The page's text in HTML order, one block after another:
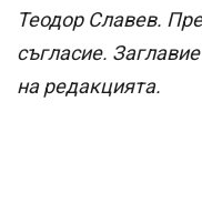
Теодор Славев.
съгласие.
на редакцията.